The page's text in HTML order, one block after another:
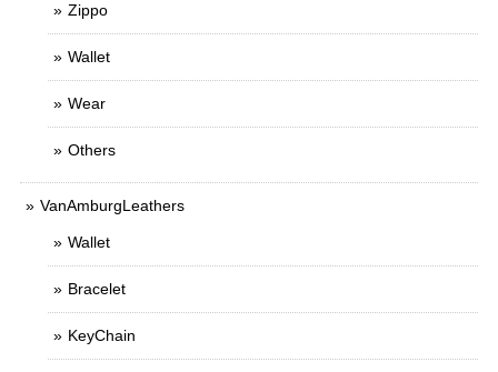
Zippo
Wallet
Wear
Others
VanAmburgLeathers
Wallet
Bracelet
KeyChain